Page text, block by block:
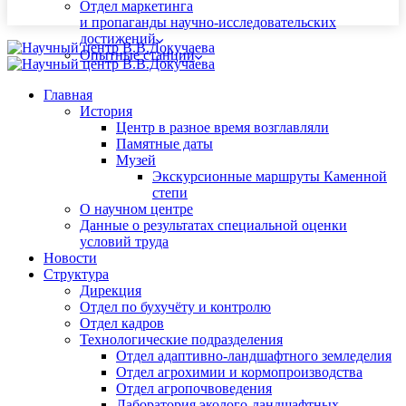
Отдел маркетинга
и пропаганды научно-исследовательских
достижений
Опытные станции
Главная
История
Центр в разное время возглавляли
Памятные даты
Музей
Экскурсионные маршруты Каменной
степи
О научном центре
Данные о результатах специальной оценки
условий труда
Новости
Структура
Дирекция
Отдел по бухучёту и контролю
Отдел кадров
Технологические подразделения
Отдел адаптивно-ландшафтного земледелия
Отдел агрохимии и кормопроизводства
Отдел агропочвоведения